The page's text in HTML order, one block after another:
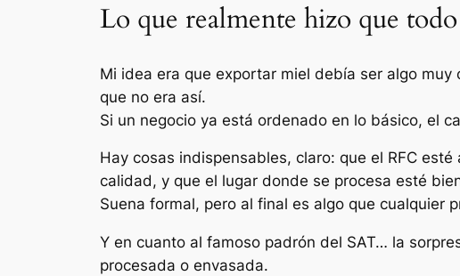
Lo que realmente hizo que
Mi idea era que exportar miel debía ser algo
que no era así.
Si un negocio ya está ordenado en lo básico, el
Hay cosas indispensables, claro: que el RFC
calidad, y que el lugar donde se procesa esté
Suena formal, pero al final es algo que cualquier
Y en cuanto al famoso padrón del SAT… la
procesada o envasada.